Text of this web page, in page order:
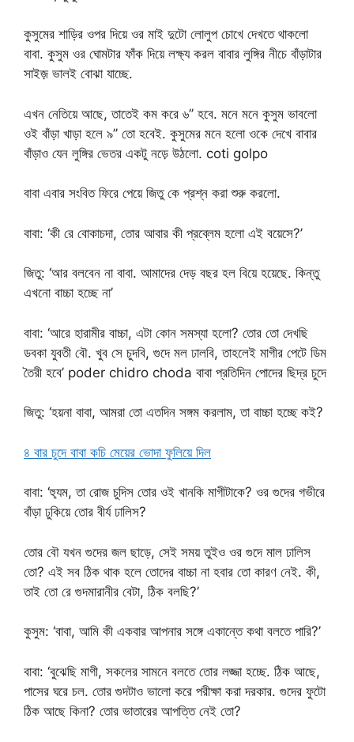
কুসুমের শাড়ির ওপর দিয়ে ওর মাই দুটো লোলুপ চোখে দেখতে থাকলো
বাবা. কুসুম ওর ঘোমটার ফাঁক দিয়ে লক্ষ্য করল বাবার লুঙ্গির নীচে বাঁড়াটার
সাইজ় ভালই বোঝা যাচ্ছে.
এখন নেতিয়ে আছে, তাতেই কম করে ৬’’ হবে. মনে মনে কুসুম ভাবলো
ওই বাঁড়া খাড়া হলে ৯’’ তো হবেই. কুসুমের মনে হলো ওকে দেখে বাবার
বাঁড়াও যেন লুঙ্গির ভেতর একটু নড়ে উঠলো. coti golpo
বাবা এবার সংবিত ফিরে পেয়ে জিতু কে প্রশ্ন করা শুরু করলো.
বাবা: ‘কী রে বোকাচদা, তোর আবার কী প্রব্লেম হলো এই বয়েসে?’
জিতু: ‘আর বলবেন না বাবা. আমাদের দেড় বছর হল বিয়ে হয়েছে. কিন্তু
এখনো বাচ্চা হচ্ছে না’
বাবা: ‘আরে হারামীর বাচ্চা, এটা কোন সমস্যা হলো? তোর তো দেখছি
ডবকা যুবতী বৌ. খুব সে চুদবি, গুদে মল ঢালবি, তাহলেই মাগীর পেটে ডিম
তৈরী হবে’ poder chidro choda বাবা প্রতিদিন পোদের ছিদ্র চুদে
জিতু: ‘হয়না বাবা, আমরা তো এতদিন সঙ্গম করলাম, তা বাচ্চা হচ্ছে কই?
৪ বার চুদে বাবা কচি মেয়ের ভোদা ফুলিয়ে দিল
বাবা: ‘হ্যুম, তা রোজ চুদিস তোর ওই খানকি মাগীটাকে? ওর গুদের গভীরে
বাঁড়া ঢুকিয়ে তোর বীর্য ঢালিস?
তোর বৌ যখন গুদের জল ছাড়ে, সেই সময় তুইও ওর গুদে মাল ঢালিস
তো? এই সব ঠিক থাক হলে তোদের বাচ্চা না হবার তো কারণ নেই. কী,
তাই তো রে গুদমারানীর বেটা, ঠিক বলছি?’
কুসুম: ‘বাবা, আমি কী একবার আপনার সঙ্গে একান্তে কথা বলতে পারি?’
বাবা: ‘বুঝেছি মাগী, সকলের সামনে বলতে তোর লজ্জা হচ্ছে. ঠিক আছে,
পাসের ঘরে চল. তোর গুদটাও ভালো করে পরীক্ষা করা দরকার. গুদের ফুটো
ঠিক আছে কিনা? তোর ভাতারের আপত্তি নেই তো?